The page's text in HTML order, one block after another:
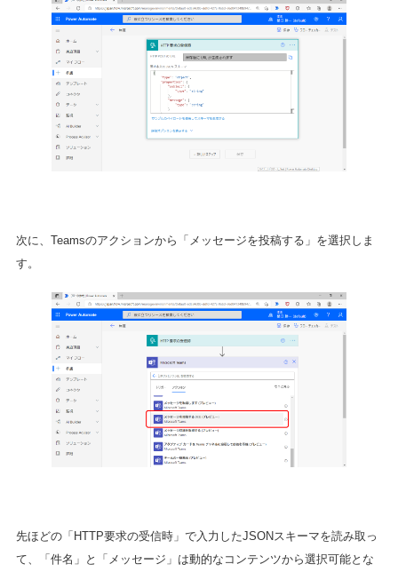
次に、Teamsのアクションから「メッセージを投稿する」を選択しま
す。
先ほどの「HTTP要求の受信時」で入力したJSONスキーマを読み取っ
て、「件名」と「メッセージ」は動的なコンテンツから選択可能とな